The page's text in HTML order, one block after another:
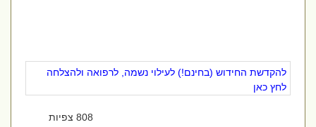
להקדשת החידוש (בחינם!) לעילוי נשמה, לרפואה ולהצלחה
לחץ כאן
808 צפיות